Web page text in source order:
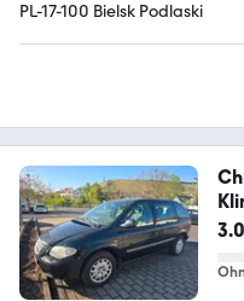
PL-17-100 Bielsk Podlaski